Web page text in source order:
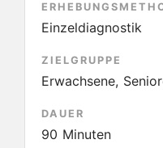
Einzeldiagnostik
ZIELGRUPPE
Erwachsene,
DAUER
90 Minuten